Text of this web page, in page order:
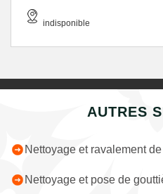
indisponible
AUTRES
Nettoyage et ravalement
Nettoyage et pose de